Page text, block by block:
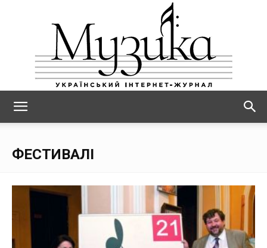
ФЕСТИВАЛІ